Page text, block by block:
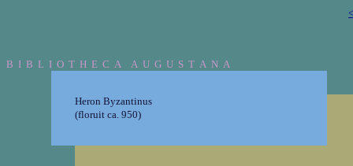
B I B L I O T H E C A A U G U S T A N A
Heron Byzantinus
(floruit ca. 950)